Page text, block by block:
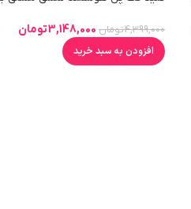
4,399,000تومان 3,148,000تومان
افزودن به سبد خرید